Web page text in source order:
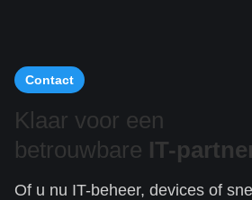
Contact
Klaar voor een
betrouwbare IT-
Of u nu IT-beheer, devices of